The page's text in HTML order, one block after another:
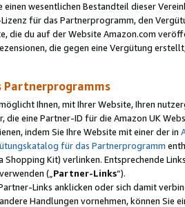
einen wesentlichen Bestandteil dieser
für das Partnerprogramm, den
die du auf der Website Amazon.com
die gegen eine Vergütung
Partnerprogramms
Ihnen, mit Ihrer Website, Ihren
die eine Partner-ID für die Amazon UK
indem Sie Ihre Website mit einer der in
für das Partnerprogramm
Shopping Kit) verlinken. Entsprechende
(„ Partner-Links“).
Links anklicken oder sich damit
Handlungen vornehmen, können Sie